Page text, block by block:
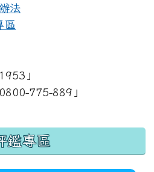
uploads/
法
區
」
775-889」
鑑專區